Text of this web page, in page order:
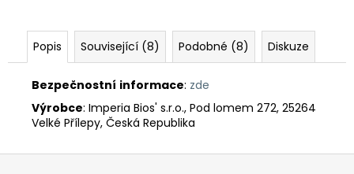
Popis Související (8) Podobné (8) Diskuze
Bezpečnostní informace: zde
Výrobce: Imperia Bios' s.r.o., Pod lomem 272, 25264
Velké Přílepy, Česká Republika